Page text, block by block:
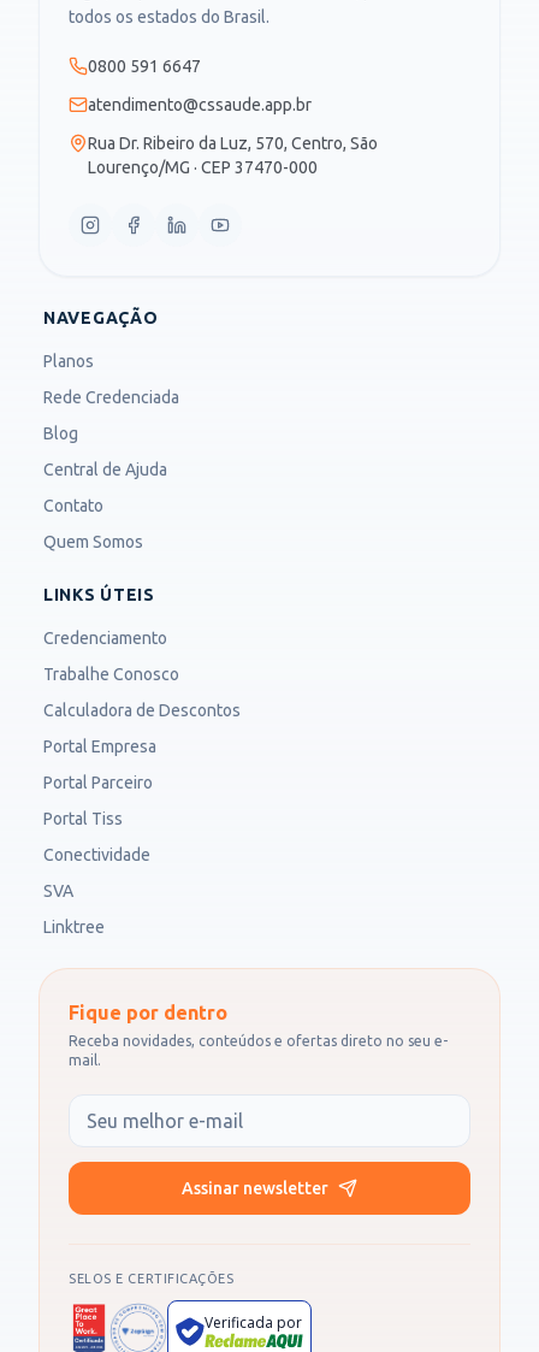
todos os estados do Brasil.
0800 591 6647
atendimento@cssaude.app.br
Rua Dr. Ribeiro da Luz, 570, Centro, São
Lourenço/MG · CEP 37470-000
NAVEGAÇÃO
Planos
Rede Credenciada
Blog
Central de Ajuda
Contato
Quem Somos
LINKS ÚTEIS
Credenciamento
Trabalhe Conosco
Calculadora de Descontos
Portal Empresa
Portal Parceiro
Portal Tiss
Conectividade
SVA
Linktree
Fique por dentro
Receba novidades, conteúdos e ofertas direto no seu e-
mail.
Seu e-mail
Assinar newsletter
SELOS E CERTIFICAÇÕES
Verificada por